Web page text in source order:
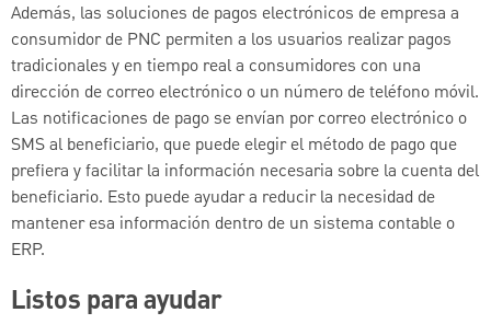
Además, las soluciones de pagos electrónicos de empresa a
consumidor de PNC permiten a los usuarios realizar pagos
tradicionales y en tiempo real a consumidores con una
dirección de correo electrónico o un número de teléfono móvil.
Las notificaciones de pago se envían por correo electrónico o
SMS al beneficiario, que puede elegir el método de pago que
prefiera y facilitar la información necesaria sobre la cuenta del
beneficiario. Esto puede ayudar a reducir la necesidad de
mantener esa información dentro de un sistema contable o
ERP.
Listos para ayudar